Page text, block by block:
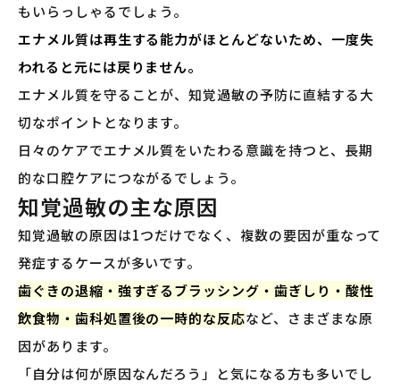
もいらっしゃるでしょう。
エナメル質は再生する能力がほとんどないため、一度失
われると元には戻りません。
エナメル質を守ることが、知覚過敏の予防に直結する大
切なポイントとなります。
日々のケアでエナメル質をいたわる意識を持つと、長期
的な口腔ケアにつながるでしょう。
知覚過敏の主な原因
知覚過敏の原因は1つだけでなく、複数の要因が重なって
発症するケースが多いです。
歯ぐきの退縮・強すぎるブラッシング・歯ぎしり・酸性
飲食物・歯科処置後の一時的な反応など、さまざまな原
因があります。
「自分は何が原因なんだろう」と気になる方も多いでし